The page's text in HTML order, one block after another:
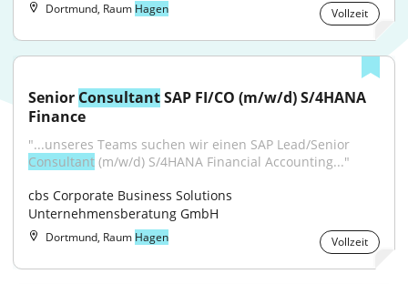
Dortmund, Raum Hagen Vollzeit
Senior Consultant SAP FI/CO (m/w/d) S/4HANA
Finance
Consultant (m/w/d) S/4HANA Financial Accounting..."
cbs Corporate Business Solutions
Unternehmensberatung GmbH
Dortmund, Raum Hagen Vollzeit